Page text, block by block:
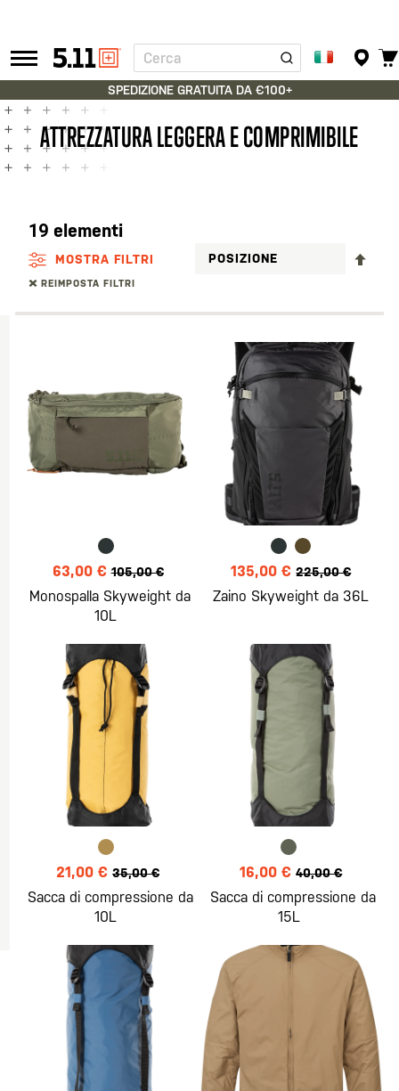
Tactical
Gear
Cerca
SPEDIZIONE GRATUITA DA €100+
ATTREZZATURA LEGGERA E COMPRIMIBILE
19 elementi
MOSTRA FILTRI
REIMPOSTA FILTRI
63,00 € 105,00 €
Monospalla Skyweight da
10L
135,00 € 225,00 €
Zaino Skyweight da 36L
21,00 € 35,00 €
Sacca di compressione da
10L
16,00 € 40,00 €
Sacca di compressione da
15L